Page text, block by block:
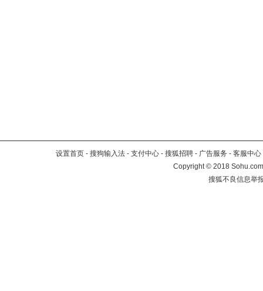
设置首页 - 搜狗输入法 - 支付中心 - 搜狐招聘 - 广告服务 - 客服中心
Copyright©2018
搜狐不良信息举